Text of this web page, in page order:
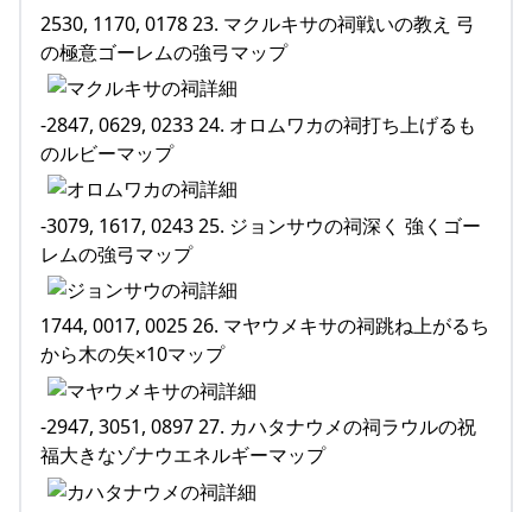
2530, 1170, 0178 23. マクルキサの祠戦いの教え 弓
の極意ゴーレムの強弓マップ
-2847, 0629, 0233 24. オロムワカの祠打ち上げるも
のルビーマップ
-3079, 1617, 0243 25. ジョンサウの祠深く 強くゴー
レムの強弓マップ
1744, 0017, 0025 26. マヤウメキサの祠跳ね上がるち
から木の矢×10マップ
-2947, 3051, 0897 27. カハタナウメの祠ラウルの祝
福大きなゾナウエネルギーマップ